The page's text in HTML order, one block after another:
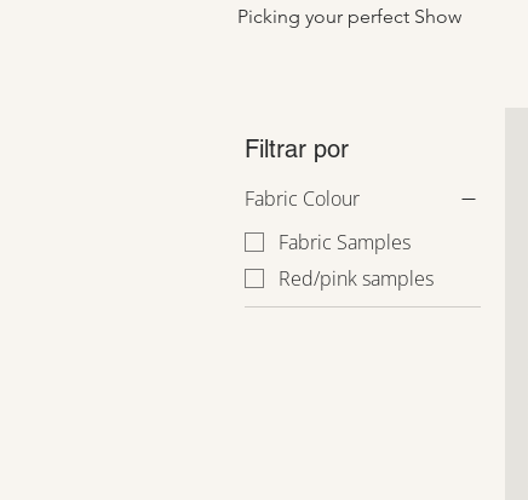
Picking your perfect Show
Filtrar por
Fabric Colour
Fabric Samples
Red/pink samples